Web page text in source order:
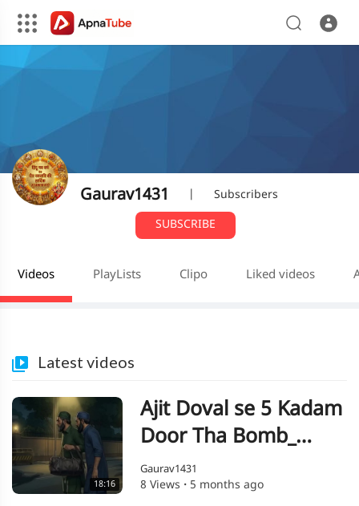
Gaurav1431
Subscribers
SUBSCRIBE
Videos PlayLists Clipo Liked videos
Latest videos
18:16
Ajit Doval se 5 Kadam
Door Tha Bomb_
Dhurandhar Movie Ka
Kya Hai Connection
Gaurav1431
8 Views · 5 months ago